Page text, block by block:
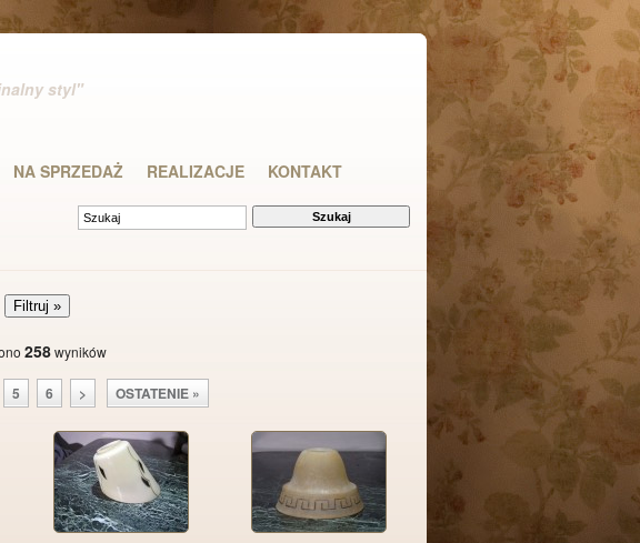
styl"
NA SPRZEDAŻ REALIZACJE KONTAKT
258wyników
5 6 > OSTATENIE »